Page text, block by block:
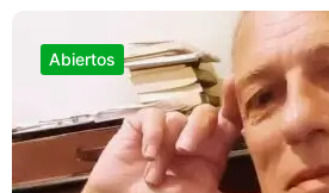
Abiertos